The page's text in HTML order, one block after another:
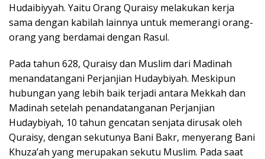
Hudaibiyyah. Yaitu Orang Quraisy melakukan kerja
sama dengan kabilah lainnya untuk memerangi orang-
orang yang berdamai dengan Rasul.
Pada tahun 628, Quraisy dan Muslim dari Madinah
menandatangani Perjanjian Hudaybiyah. Meskipun
hubungan yang lebih baik terjadi antara Mekkah dan
Madinah setelah penandatanganan Perjanjian
Hudaybiyah, 10 tahun gencatan senjata dirusak oleh
Quraisy, dengan sekutunya Bani Bakr, menyerang Bani
Khuza’ah yang merupakan sekutu Muslim. Pada saat